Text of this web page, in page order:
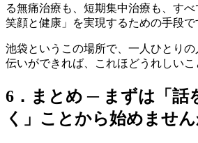
る無痛治療も、短期集中治療も、す
笑顔と健康」を実現するための手段で
池袋というこの場所で、一人ひとり
伝いができれば、これほどうれしいこ
6．まとめ ─ まずは「話
く」ことから始めません